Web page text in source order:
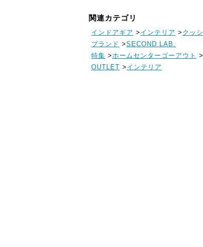
関連カテゴリ
インドアギア > インテリア > クッ
ブランド >SECOND LAB.
特集 >ホームセンターゴーアウト >
OUTLET > インテリア